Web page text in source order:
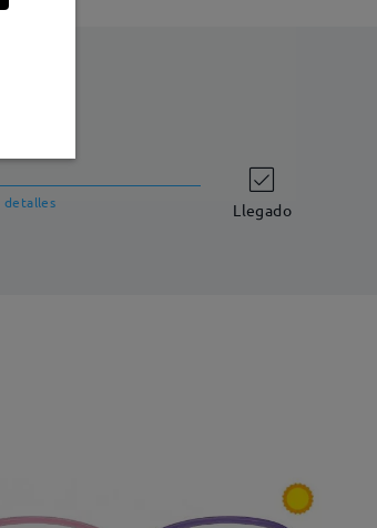
detalles Llegado